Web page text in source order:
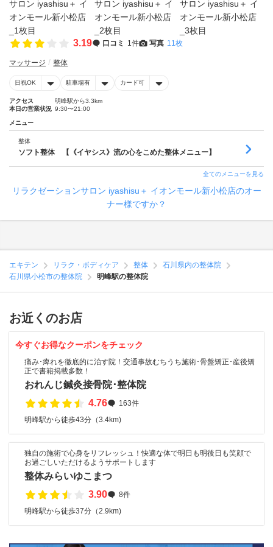
3.19 口コミ 1件 写真 11枚
マッサージ 整体
日祝OK 駐車場有 カード可
アクセス
明峰駅から3.3km
本日の営業状況 9:30〜21:00
メニュー
整体
ソフト整体 【《イヤシス》流の心をこめた整体メニュー】
全てのメニューを見る
リラクゼーションサロン iyashisu＋ イオンモール新小松店のオー
ナー様ですか？
エキテン リラク・ボディケア 整体
石川県内の整体院
石川県小松市の整体院
明峰駅の整体院
お近くのお店
今すぐお得なクーポンをチェック
痛み･痺れを徹底的に治す院！交通事故むちうち施術･骨盤矯正･産後矯
正で書籍掲載多数！
おれんじ鍼灸接骨院･整体院
4.76
163件
明峰駅から徒歩43分（3.4km)
独自の施術で心身をリフレッシュ！快適な体で明日も明後日も笑顔で
お過ごしいただけるようサポートします
整体みらいゆこまつ
3.90
8件
明峰駅から徒歩37分（2.9km)